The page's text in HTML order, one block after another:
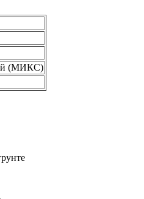
(МИКС)